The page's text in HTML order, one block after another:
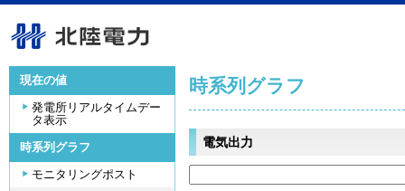
現在の値
発電所リアルタイムデー
タ表示
時系列グラフ
モニタリングポスト
時系列グラフ
電気出力